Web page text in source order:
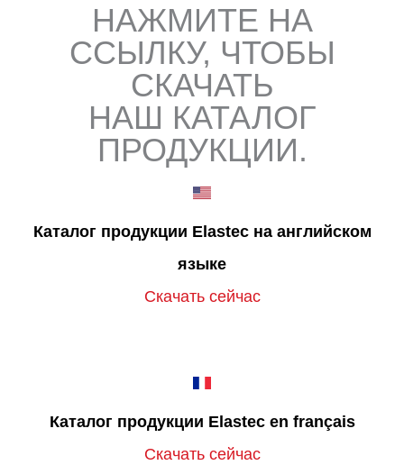
НАЖМИТЕ НА
ССЫЛКУ, ЧТОБЫ
СКАЧАТЬ
НАШ КАТАЛОГ
ПРОДУКЦИИ.
Каталог продукции Elastec на английском
языке
Скачать сейчас
Каталог продукции Elastec en français
Скачать сейчас